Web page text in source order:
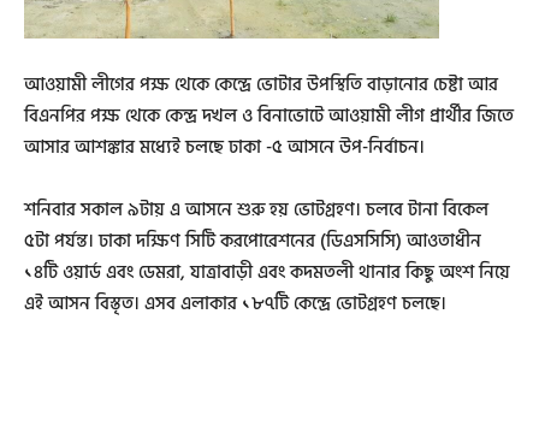
আওয়ামী লীগের পক্ষ থেকে কেন্দ্রে ভোটার উপস্থিতি বাড়ানোর চেষ্টা আর
বিএনপির পক্ষ থেকে কেন্দ্র দখল ও বিনাভোটে আওয়ামী লীগ প্রার্থীর জিতে
আসার আশঙ্কার মধ্যেই চলছে ঢাকা -৫ আসনে উপ-নির্বাচন।
শনিবার সকাল ৯টায় এ আসনে শুরু হয় ভোটগ্রহণ। চলবে টানা বিকেল
৫টা পর্যন্ত। ঢাকা দক্ষিণ সিটি করপোরেশনের (ডিএসসিসি) আওতাধীন
১৪টি ওয়ার্ড এবং ডেমরা, যাত্রাবাড়ী এবং কদমতলী থানার কিছু অংশ নিয়ে
এই আসন বিস্তৃত। এসব এলাকার ১৮৭টি কেন্দ্রে ভোটগ্রহণ চলছে।